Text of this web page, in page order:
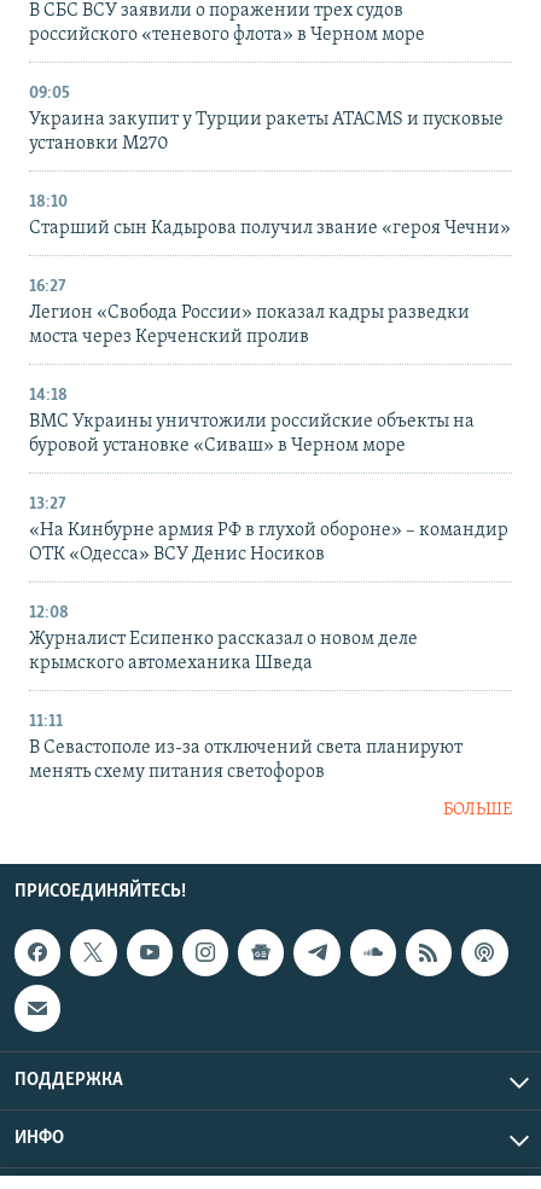
В СБС ВСУ заявили о поражении трех судов
российского «теневого флота» в Черном море
09:05
Украина закупит у Турции ракеты ATACMS и пусковые
установки M270
18:10
Старший сын Кадырова получил звание «героя Чечни»
16:27
Легион «Свобода России» показал кадры разведки
моста через Керченский пролив
14:18
ВМС Украины уничтожили российские объекты на
буровой установке «Сиваш» в Черном море
13:27
«На Кинбурне армия РФ в глухой обороне» – командир
ОТК «Одесса» ВСУ Денис Носиков
12:08
Журналист Есипенко рассказал о новом деле
крымского автомеханика Шведа
11:11
В Севастополе из-за отключений света планируют
менять схему питания светофоров
БОЛЬШЕ
ПРИСОЕДИНЯЙТЕСЬ!
ПОДДЕРЖКА
ИНФО